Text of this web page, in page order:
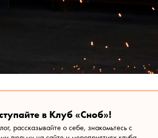
в Клуб «Сноб»!
рассказывайте о себе, знакомьтесь с